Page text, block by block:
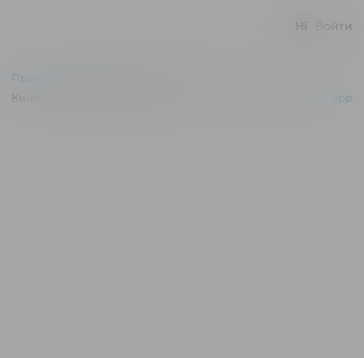
Войти
Правила и соглашения
Киноконцертный зал "Эльдар" © 2026
p24.app